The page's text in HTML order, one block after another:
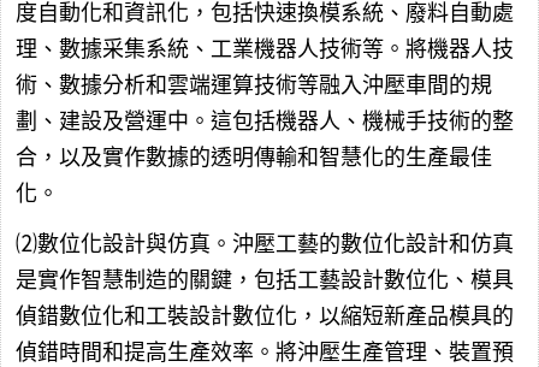
度自動化和資訊化，包括快速換模系統、廢料自動處
理、數據采集系統、工業機器人技術等。將機器人技
術、數據分析和雲端運算技術等融入沖壓車間的規
劃、建設及營運中。這包括機器人、機械手技術的整
合，以及實作數據的透明傳輸和智慧化的生產最佳
化。
⑵數位化設計與仿真。沖壓工藝的數位化設計和仿真
是實作智慧制造的關鍵，包括工藝設計數位化、模具
偵錯數位化和工裝設計數位化，以縮短新產品模具的
偵錯時間和提高生產效率。將沖壓生產管理、裝置預